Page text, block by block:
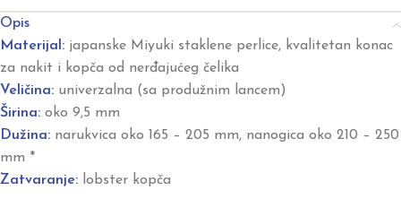
Opis
Materijal: japanske Miyuki staklene perlice, kvalitetan konac
za nakit i kopča od nerđajućeg čelika
Veličina: univerzalna (sa produžnim lancem)
Širina: oko 9,5 mm
Dužina: narukvica oko 165 – 205 mm, nanogica oko 210 – 250
mm *
Zatvaranje: lobster kopča